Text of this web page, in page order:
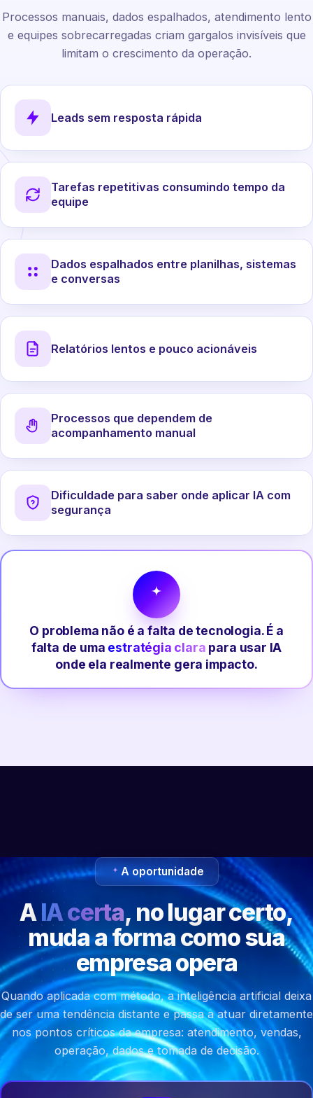
Processos manuais, dados espalhados, atendimento lento
e equipes sobrecarregadas criam gargalos invisíveis que
limitam o crescimento da operação.
Leads sem resposta rápida
Tarefas repetitivas consumindo tempo da
equipe
Dados espalhados entre planilhas, sistemas
e conversas
Relatórios lentos e pouco acionáveis
Processos que dependem de
acompanhamento manual
Dificuldade para saber onde aplicar IA com
segurança
O problema não é a falta de tecnologia. É a
falta de uma estratégia clara para usar IA
onde ela realmente gera impacto.
A oportunidade
AIA certa, no lugar certo,
muda a forma como sua
empresa opera
Quando aplicada com método, a inteligência artificial deixa
de ser uma tendência distante e passa a atuar diretamente
nos pontos críticos da empresa: atendimento, vendas,
operação, dados e tomada de decisão.